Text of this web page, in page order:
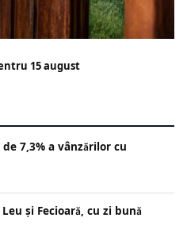
15 august
7,3% a vânzărilor cu
și Fecioară, cu zi bună